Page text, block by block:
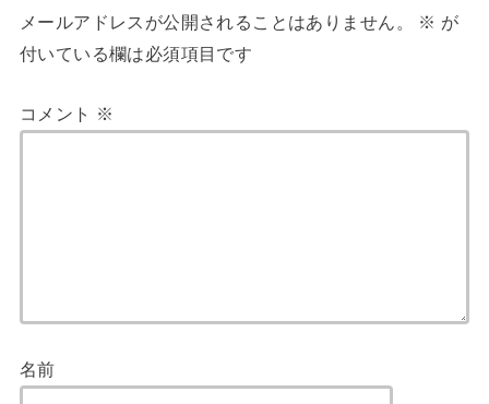
メールアドレスが公開されることはありません。 ※ が
付いている欄は必須項目です
コメント ※
名前